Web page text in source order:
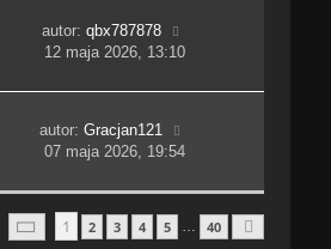
autor: qbx787878
12 maja 2026, 13:10
autor:Gracjan121
07 maja 2026, 19:54
Strona 1Z 40
1 2 3 4 5 … 40